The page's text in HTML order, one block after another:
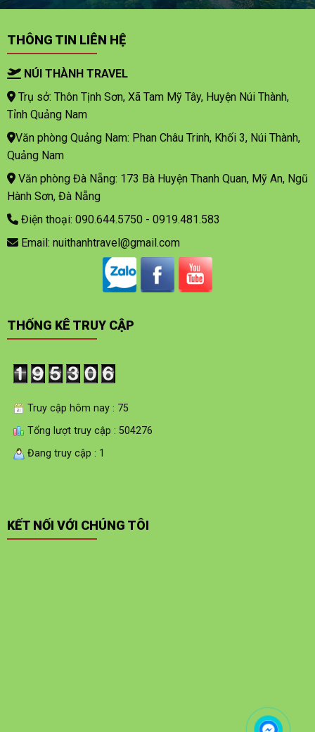
THÔNG TIN LIÊN HỆ
NÚI THÀNH TRAVEL
Trụ sở: Thôn Tịnh Sơn, Xã Tam Mỹ Tây, Huyện Núi Thành,
Tỉnh Quảng Nam
Văn phòng Quảng Nam: Phan Châu Trinh, Khối 3, Núi Thành,
Quảng Nam
Văn phòng Đà Nẵng: 173 Bà Huyện Thanh Quan, Mỹ An, Ngũ
Hành Sơn, Đà Nẵng
Điện thoại: 090.644.5750 - 0919.481.583
Email: nuithanhtravel@gmail.com
THỐNG KÊ TRUY CẬP
Truy cập hôm nay : 75
Tổng lượt truy cập : 504276
Đang truy cập : 1
KẾT NỐI VỚI CHÚNG TÔI